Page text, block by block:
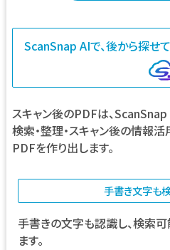
ScanSnap AIで、後から探せ
スキャン後のPDFは、ScanSnap
検索・整理・スキャン後の情報
PDFを作り出します。
手書き文字も
手書きの文字も認識し、検索
ます。